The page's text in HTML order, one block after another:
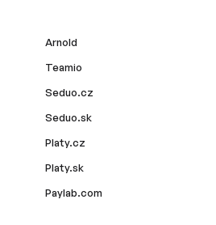
Arnold
Teamio
Seduo.cz
Seduo.sk
Platy.cz
Platy.sk
Paylab.com